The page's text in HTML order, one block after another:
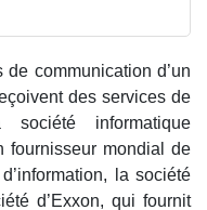
de communication d’un
des services de
société informatique
fournisseur mondial de
la société
d’Exxon, qui fournit